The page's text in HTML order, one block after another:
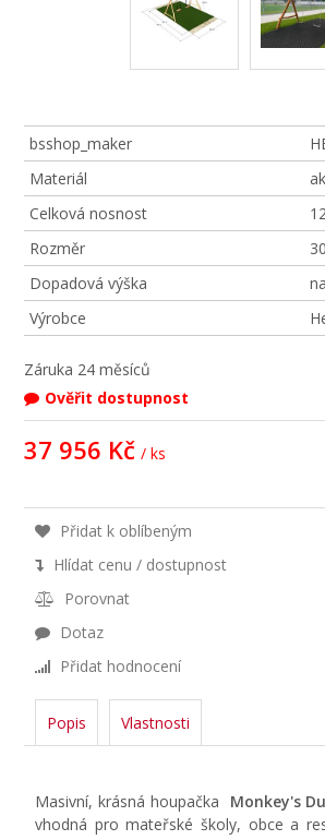
bsshop_maker
Materiál
Celková nosnost
Rozměr
Dopadová výška
Výrobce
Záruka 24 měsíců
Ověřit dostupnost
37 956 Kč / ks
Přidat k oblíbeným
Hlídat cenu / dostupnost
Porovnat
Dotaz
Přidat hodnocení
Popis Vlastnosti
Masivní, krásná houpačka Monkey's
vhodná pro mateřské školy, obce a